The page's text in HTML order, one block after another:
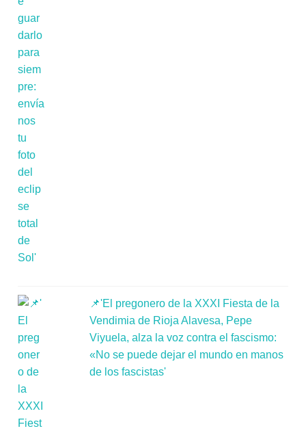
📌'El pregonero de la XXXI Fiesta de la
Vendimia de Rioja Alavesa, Pepe
Viyuela, alza la voz contra el fascismo:
«No se puede dejar el mundo en manos
de los fascistas'